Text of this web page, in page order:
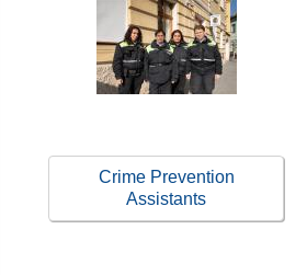
Crime Prevention
Assistants